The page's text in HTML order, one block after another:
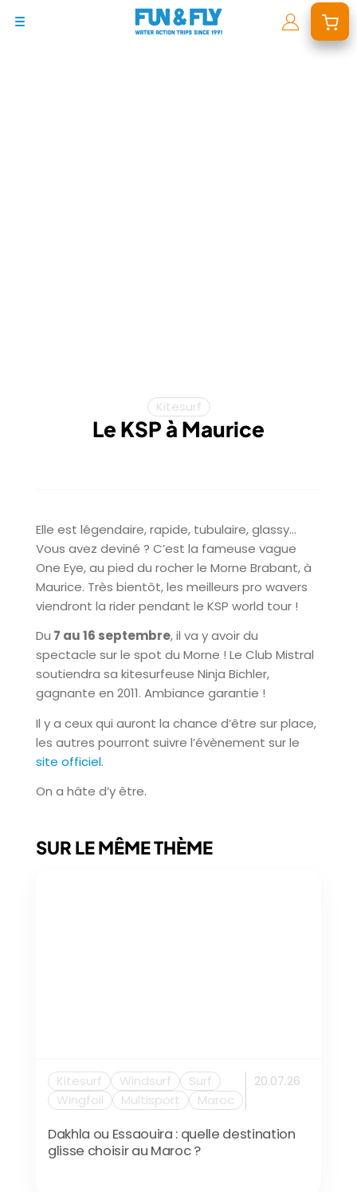
Kitesurf
Le KSP à Maurice
Elle est légendaire, rapide, tubulaire, glassy…
Vous avez deviné ? C’est la fameuse vague
One Eye, au pied du rocher le Morne Brabant, à
Maurice. Très bientôt, les meilleurs pro wavers
viendront la rider pendant le KSP world tour !
Du 7 au 16 septembre, il va y avoir du
spectacle sur le spot du Morne ! Le Club Mistral
soutiendra sa kitesurfeuse Ninja Bichler,
gagnante en 2011. Ambiance garantie !
Il y a ceux qui auront la chance d’être sur place,
les autres pourront suivre l’évènement sur le
site officiel.
On a hâte d’y être.
SUR LE MÊME THÈME
Kitesurf Windsurf
Surf
Wingfoil
Multisport Maroc
20.07.26
Dakhla ou Essaouira : quelle destination
glisse choisir au Maroc ?